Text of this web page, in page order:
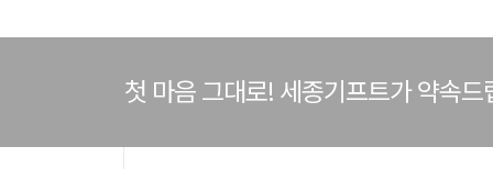
첫 마음 그대로! 세종기프트가 약속드